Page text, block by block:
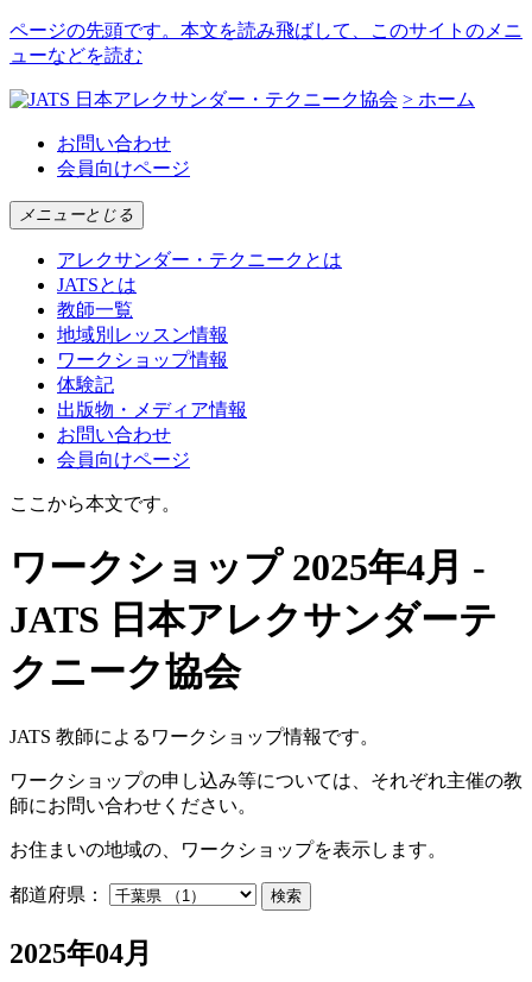
ページの先頭です。本文を読み飛ばして、このサイトのメニ
ューなどを読む
日本アレクサンダー・テクニーク協会 > ホーム
お問い合わせ
会員向けページ
メニューとじる
アレクサンダー・テクニークとは
JATSとは
教師一覧
地域別レッスン情報
ワークショップ情報
体験記
出版物・メディア情報
お問い合わせ
会員向けページ
ここから本文です。
ワークショップ 2025年4月 -
JATS 日本アレクサンダーテ
クニーク協会
JATS 教師によるワークショップ情報です。
ワークショップの申し込み等については、それぞれ主催の教
師にお問い合わせください。
お住まいの地域の、ワークショップを表示します。
都道府県： 検索
2025年04月